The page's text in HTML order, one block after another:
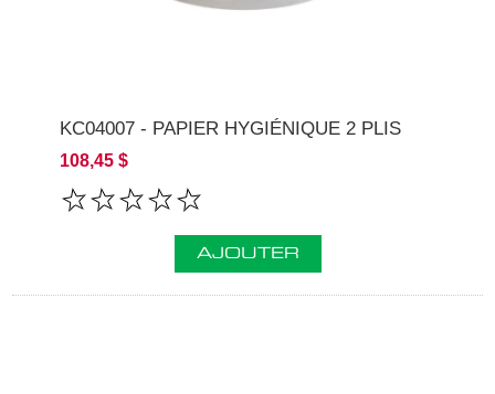
KC04007 - PAPIER HYGIÉNIQUE 2 PLIS
108,45 $
AJOUTER